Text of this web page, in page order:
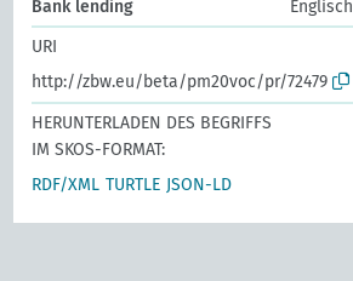
Bank lending
Englisch
URI
http://zbw.eu/beta/pm20voc/pr/72479
HERUNTERLADEN DES BEGRIFFS
IM SKOS-FORMAT:
RDF/XML TURTLE JSON-LD